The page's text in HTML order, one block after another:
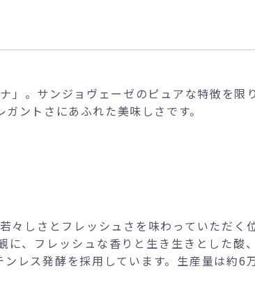
」。サンジョヴェーゼのピュアな特徴を限
ントさにあふれた美味しさです。
々しさとフレッシュさを味わっていただく
、フレッシュな香りと生き生きとした酸
レス発酵を採用しています。生産量は約6